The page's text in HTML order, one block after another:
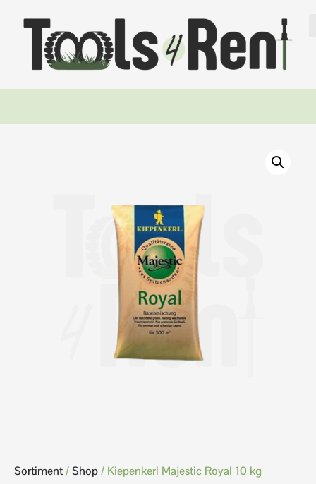
Sortiment/Shop/ Kiepenkerl Majestic Royal 10 kg